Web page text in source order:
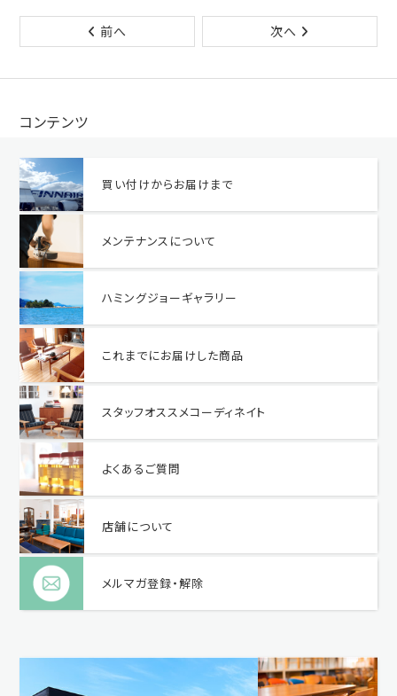
前へ 次へ
コンテンツ
買い付けからお届けまで
メンテナンスについて
ハミングジョーギャラリー
これまでにお届けした商品
スタッフオススメコーディネイト
よくあるご質問
店舗について
メルマガ登録・解除